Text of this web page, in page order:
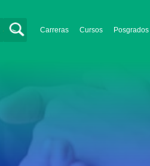
Carreras Cursos Posgrados